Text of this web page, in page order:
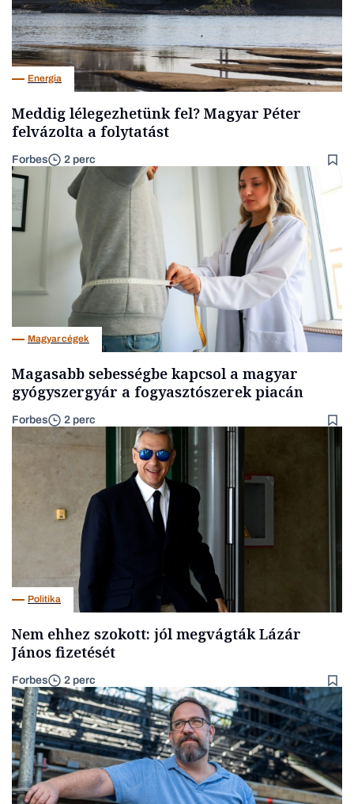
Energia
Meddig lélegezhetünk fel? Magyar Péter
felvázolta a folytatást
Forbes 2 perc
Magyar cégek
Magasabb sebességbe kapcsol a magyar
gyógyszergyár a fogyasztószerek piacán
Forbes 2 perc
Politika
Nem ehhez szokott: jól megvágták Lázár
János fizetését
Forbes 2 perc